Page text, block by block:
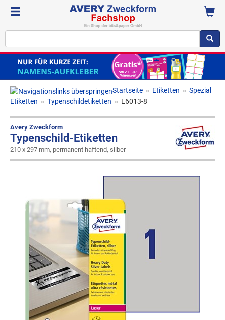
Startseite » Etiketten » Spezial
Etiketten » Typenschildetiketten » L6013-8
Avery Zweckform
Typenschild-Etiketten
210 x 297 mm, permanent haftend, silber